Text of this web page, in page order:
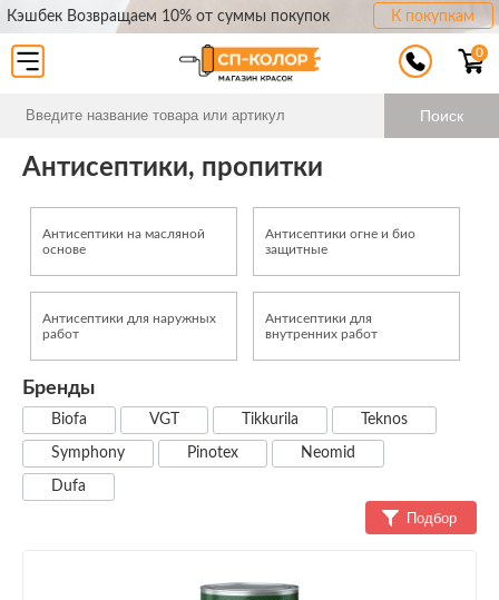
Кэшбек Возвращаем 10% от суммы покупок К покупкам
Поиск
0
Антисептики, пропитки
Антисептики на масляной
основе
Антисептики огне и био
защитные
Антисептики для наружных
работ
Антисептики для
внутренних работ
Бренды
Biofa VGT Tikkurila Teknos
Symphony Pinotex Neomid
Dufa
Подбор